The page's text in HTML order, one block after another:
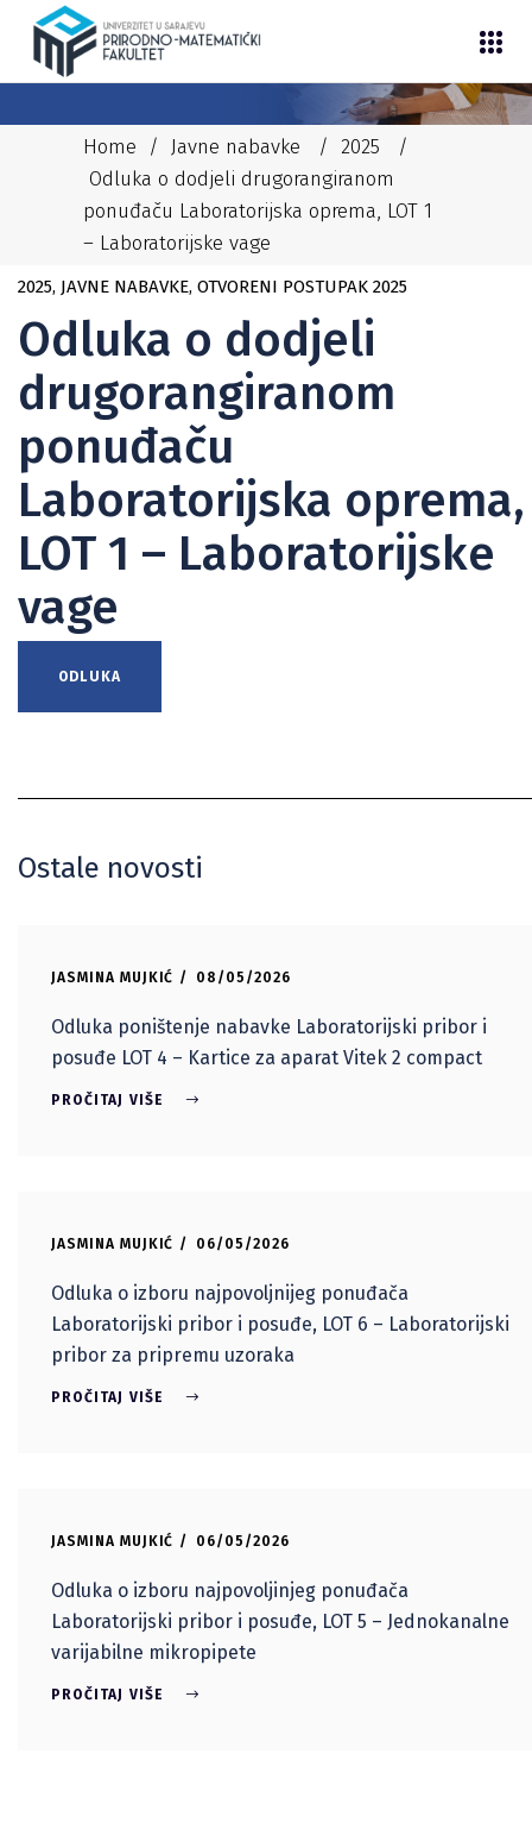
Home / Javne nabavke /2025
/
Odluka o dodjeli drugorangiranom
ponuđaču Laboratorijska oprema, LOT 1
– Laboratorijske vage
04/12/2025
JASMINA MUJKIĆ
2025, JAVNE NABAVKE, OTVORENI POSTUPAK 2025
Odluka o dodjeli
drugorangiranom
ponuđaču
Laboratorijska oprema,
LOT 1 – Laboratorijske
vage
ODLUKA
Ostale novosti
JASMINA MUJKIĆ 08/05/2026
Odluka poništenje nabavke Laboratorijski pribor i
posuđe LOT 4 – Kartice za aparat Vitek 2 compact
PROČITAJ VIŠE
JASMINA MUJKIĆ 06/05/2026
Odluka o izboru najpovoljnijeg ponuđača
Laboratorijski pribor i posuđe, LOT 6 – Laboratorijski
pribor za pripremu uzoraka
PROČITAJ VIŠE
JASMINA MUJKIĆ 06/05/2026
Odluka o izboru najpovoljinjeg ponuđača
Laboratorijski pribor i posuđe, LOT 5 – Jednokanalne
varijabilne mikropipete
PROČITAJ VIŠE